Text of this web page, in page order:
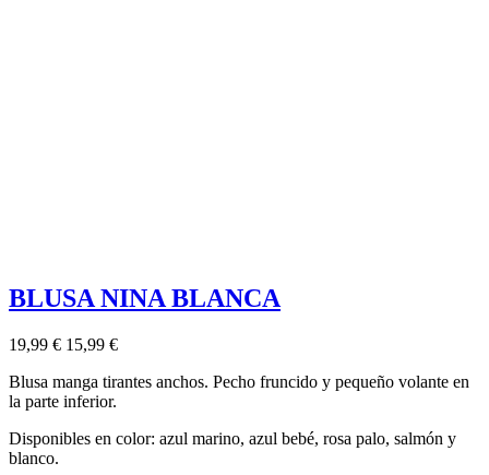
BLUSA NINA BLANCA
19,99 € 15,99 €
Blusa manga tirantes anchos. Pecho fruncido y pequeño volante en
la parte inferior.
Disponibles en color: azul marino, azul bebé, rosa palo, salmón y
blanco.